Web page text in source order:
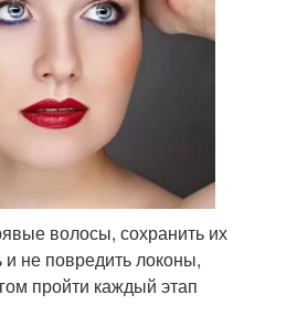
волосы, сохранить их
и не повредить локоны,
пройти каждый этап